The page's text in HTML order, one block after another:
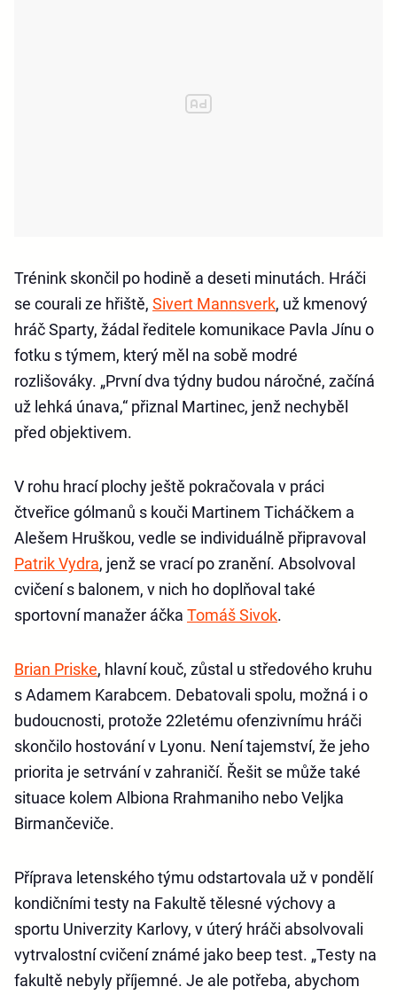
Trénink skončil po hodině a deseti minutách. Hráči
se courali ze hřiště, Sivert Mannsverk, už kmenový
hráč Sparty, žádal ředitele komunikace Pavla Jínu o
fotku s týmem, který měl na sobě modré
rozlišováky. „První dva týdny budou náročné, začíná
už lehká únava,“ přiznal Martinec, jenž nechyběl
před objektivem.
V rohu hrací plochy ještě pokračovala v práci
čtveřice gólmanů s kouči Martinem Ticháčkem a
Alešem Hruškou, vedle se individuálně připravoval
Patrik Vydra, jenž se vrací po zranění. Absolvoval
cvičení s balonem, v nich ho doplňoval také
sportovní manažer áčka Tomáš Sivok.
Brian Priske, hlavní kouč, zůstal u středového kruhu
s Adamem Karabcem. Debatovali spolu, možná i o
budoucnosti, protože 22letému ofenzivnímu hráči
skončilo hostování v Lyonu. Není tajemství, že jeho
priorita je setrvání v zahraničí. Řešit se může také
situace kolem Albiona Rrahmaniho nebo Veljka
Birmančeviče.
Příprava letenského týmu odstartovala už v pondělí
kondičními testy na Fakultě tělesné výchovy a
sportu Univerzity Karlovy, v úterý hráči absolvovali
vytrvalostní cvičení známé jako beep test. „Testy na
fakultě nebyly příjemné. Je ale potřeba, abychom